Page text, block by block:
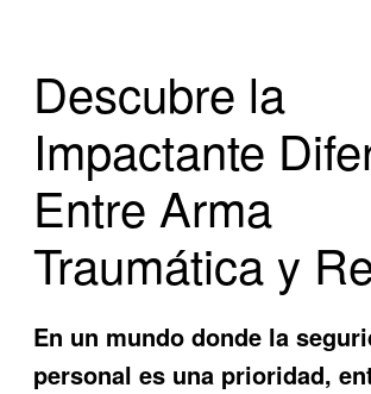
Descubre la
Impactante
Entre Arma
Traumática y
En un mundo donde la
personal es una prioridad,